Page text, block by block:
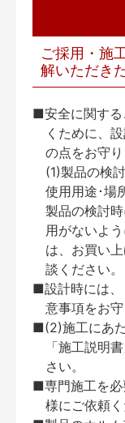
ご採用・施
解いただき
■安全に関する
くために、
の点をお守り
(1)製品の検
使用用途･場
製品の検討
用がないよ
は、お買い
談ください。
■設計時には、
意事項をお守
■(2)施工にあ
「施工説明
さい。
■専門施工を必
様にご依頼く